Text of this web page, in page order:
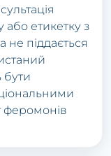
або етикетку з
піддається
бути
феромонів